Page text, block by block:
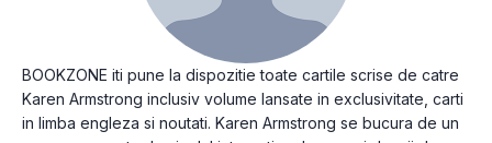
BOOKZONE iti pune la dispozitie toate cartile scrise de catre
Karen Armstrong inclusiv volume lansate in exclusivitate, carti
in limba engleza si noutati. Karen Armstrong se bucura de un